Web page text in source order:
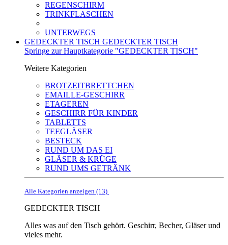
REGENSCHIRM
TRINKFLASCHEN
UNTERWEGS
GEDECKTER TISCH GEDECKTER TISCH
Springe zur Hauptkategorie "GEDECKTER TISCH"
Weitere Kategorien
BROTZEITBRETTCHEN
EMAILLE-GESCHIRR
ETAGEREN
GESCHIRR FÜR KINDER
TABLETTS
TEEGLÄSER
BESTECK
RUND UM DAS EI
GLÄSER & KRÜGE
RUND UMS GETRÄNK
Alle Kategorien anzeigen (13)
GEDECKTER TISCH
Alles was auf den Tisch gehört. Geschirr, Becher, Gläser und
vieles mehr.